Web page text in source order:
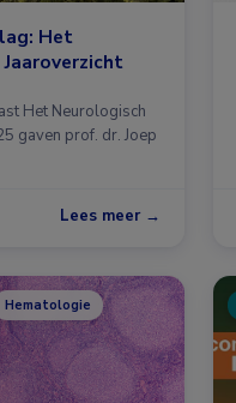
Het
Het Neurologisch
gaven prof. dr. Joep
Lees meer →
Hematologie